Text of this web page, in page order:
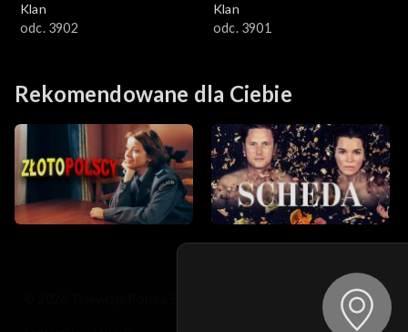
Klan
odc. 3902
Klan
odc. 3901
Rekomendowane dla Ciebie